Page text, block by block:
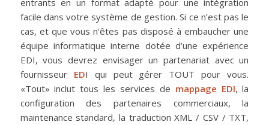
entrants en un format adapté pour une intégration
facile dans votre système de gestion. Si ce n’est pas le
cas, et que vous n’êtes pas disposé à embaucher une
équipe informatique interne dotée d’une expérience
EDI, vous devrez envisager un partenariat avec un
fournisseur EDI qui peut gérer TOUT pour vous.
«Tout» inclut tous les services de mappage EDI, la
configuration des partenaires commerciaux, la
maintenance standard, la traduction XML / CSV / TXT,